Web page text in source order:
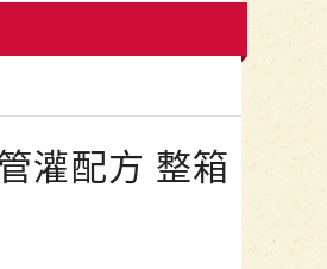
灌配方 整箱